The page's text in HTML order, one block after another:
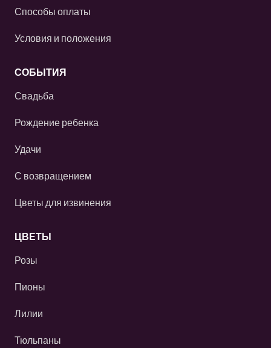
Способы оплаты
Условия и положения
СОБЫТИЯ
Свадьба
Рождение ребенка
Удачи
С возвращением
Цветы для извинения
ЦВЕТЫ
Розы
Пионы
Лилии
Тюльпаны